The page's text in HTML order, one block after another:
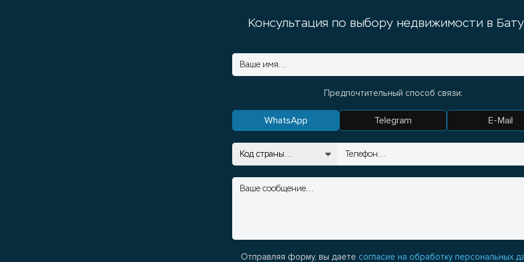
Консультация по выбору недвижимости в
Предпочтительный способ связи:
WhatsApp Telegram E-Mail
Отправляя форму, вы даете согласие на обработку персональных